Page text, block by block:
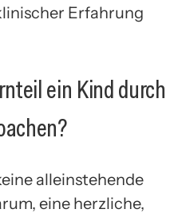
Erfahrung
ein Kind durch
alleinstehende
eine herzliche,